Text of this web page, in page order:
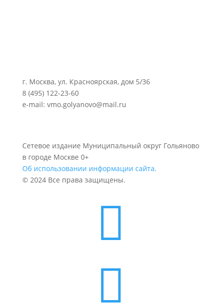
г. Москва, ул. Красноярская, дом 5/36
8 (495) 122-23-60
e-mail: vmo.golyanovo@mail.ru
Сетевое издание Муниципальный округ Гольяново
в городе Москве 0+
Об использовании информации сайта.
© 2024 Все права защищены.

